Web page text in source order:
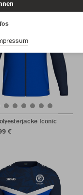
Iconic
€